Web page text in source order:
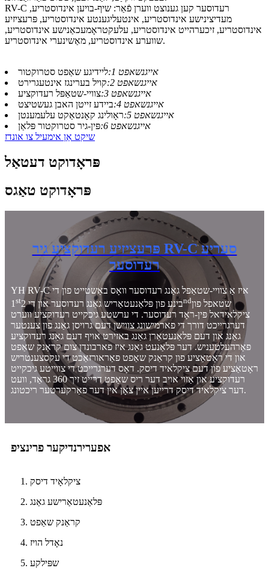
RV-C רעדוסער קען גענוצט ווערן פֿאַר: שיף-בויען אינדוסטריע,
מעדיצינישע אינדוסטריע, אינטעליגענטע אינדוסטריע, פּרעציזיע
אינדוסטריע, זיכערהייט אינדוסטריע, עלעקטראָמעכאַנישע אינדוסטריע,
שווערע אינדוסטריע, מאַשינערי אינדוסטריע.
אייגנשאפט 1:
ליידיגע שאַפט סטרוקטור
אייגנשאפט 2:
קויל בערינגז אינטעגרירט
אייגנשאפט 3:
צוויי-שטאַפּל רעדוקציע
אייגנשאפט 4:
ביידע זייטן האבן געשטיצט
אייגנשאפט 5:
ראָולינג קאָנטאַקט עלעמענטן
אייגנשאפט 6:
פּין-גיר סטרוקטור פּלאַן
שיקט אַן אימעיל צו אונדז
פּראָדוקט דעטאַל
פּראָדוקט טאַגס
פּרעציזיע רעדוקציע גיר RV-C סעריע
רעדוסער
YH RV-C איז אַ צוויי-שטאַפּל גאַנג רעדוסער וואָס באַשטייט פון די
1 st בינע פון ​​פּלאַנעטאַריש גאַנג רעדוסער און די 2ndשטאפל פון
ציקלאידאל פּין-ראָד רעדוסער. די ערשטע גיכקייט רעדוקציע ווערט
דערגרייכט דורך די פארמישונג צווישן דעם גרויסן גאַנג פון צענטער
גאַנג און דעם פּלאַנעטאַרן גאַנג באזירט אויף דעם גאַנג רעדוקציע
פאַרהעלטעניש. דער פּלאַנעט גאַנג איז פארבונדן צום קראַנק שאַפט
און די ראָטאַציע פון ​​קראַנק שאַפט פאַראורזאַכט די עקסצענטריש
ראָטאַציע פון ​​דעם ציקלאיד דיסק. דאָס דערגרייכט די צווייטע גיכקייט
רעדוקציע און אַזוי אויב דער ריס שאַפט דרייט זיך 360 גראַד, וועט
דער ציקלאיד דיסק דרייען איין צאָן אין דער פאַרקערטער ריכטונג.
אפערירנדיקער פרינציפ
1. ציקלאָיד דיסק
2. פּלאַנעטאַרישע גאַנג
3. קראַנק שאַפט
4. נאָדל הויז
5. שפּילקע